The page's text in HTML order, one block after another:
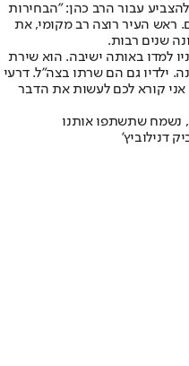
עבור הרב כהן: ״הבחירות
‏ראש העיר רוצה רב מקומי, את
שנים רבות.
למדו באותה ישיבה. ‏הוא שירת
‏ילדיו גם הם שרתו בצה"ל. ‏דרעי
אני קורא לכם לעשות את הדבר
נשמח שתשתפו אותנו
דנילוביץ'